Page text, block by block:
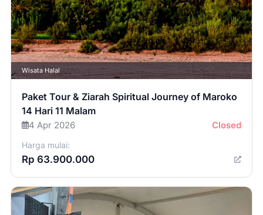
Wisata Halal
Paket Tour & Ziarah Spiritual Journey of Maroko
14 Hari 11 Malam
4 Apr 2026 Closed
Harga mulai:
Rp 63.900.000